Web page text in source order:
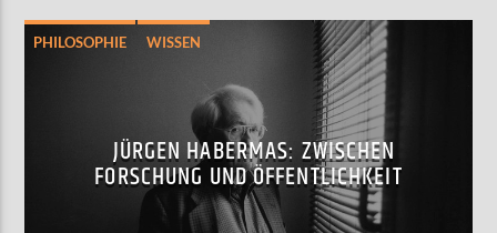
PHILOSOPHIE WISSEN
JÜRGEN HABERMAS: ZWISCHEN
FORSCHUNG UND ÖFFENTLICHKEIT